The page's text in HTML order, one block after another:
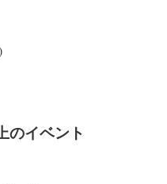
のイベント